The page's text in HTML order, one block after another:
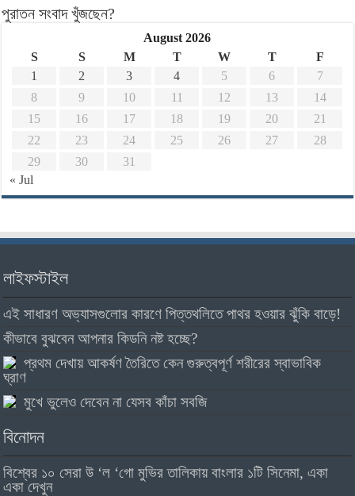
পুরাতন সংবাদ খুঁজছেন?
August 2026
S
S M T W T
F
1
2 3 4 5 6
7
8
9 10 11 12 13
14
15
16 17 18 19 20
21
22
23 24 25 26 27
28
29
30
31
« Jul
লাইফস্টাইল
এই সাধারণ অভ্যাসগুলোর কারণে পিত্তথলিতে পাথর হওয়ার ঝুঁকি বাড়ে!
কীভাবে বুঝবেন আপনার কিডনি নষ্ট হচ্ছে?
প্রথম দেখায় আকর্ষণ তৈরিতে কেন গুরুত্বপূর্ণ শরীরের স্বাভাবিক
ঘ্রাণ
মুখে ভুলেও দেবেন না যেসব কাঁচা সবজি
বিনোদন
বিশ্বের ১০ সেরা উ ‘ল ‘গো মুভির তালিকায় বাংলার ১টি সিনেমা, একা
একা দেখুন